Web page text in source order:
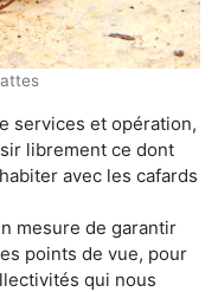
services et opération,
librement ce dont
avec les cafards
mesure de garantir
points de vue, pour
qui nous